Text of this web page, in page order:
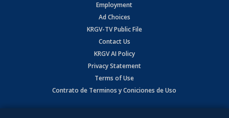
Employment
Ad Choices
KRGV-TV Public File
Contact Us
KRGV AI Policy
Privacy Statement
Terms of Use
Contrato de Terminos y Coniciones de Uso